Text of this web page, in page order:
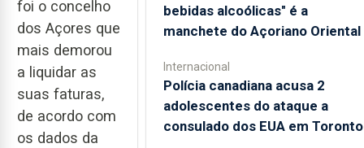
foi o concelho
dos Açores que
mais demorou
a liquidar as
suas faturas,
de acordo com
os dados da
bebidas alcoólicas" é a
manchete do Açoriano Oriental
Internacional
Polícia canadiana acusa 2
adolescentes do ataque a
consulado dos EUA em Toronto